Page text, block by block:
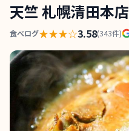
天竺 札幌清田本店
食べログ★★★☆3.58(343件)